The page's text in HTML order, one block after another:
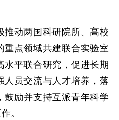
动两国科研院所、高校
重点领域共建联合实验室
平联合研究，促进长期
人员交流与人才培养，落
鼓励并支持互派青年科学
。